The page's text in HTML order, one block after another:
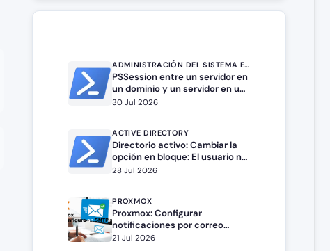
ADMINISTRACIÓN DEL SISTEMA EN WINDOWS SERVER
PSSession entre un servidor en
un dominio y un servidor en un
grupo de trabajo.
30 Jul 2026
ACTIVE DIRECTORY
Directorio activo: Cambiar la
opción en bloque: El usuario no
puede cambiar la contraseña
28 Jul 2026
PROXMOX
Proxmox: Configurar
notificaciones por correo
electrónico
21 Jul 2026